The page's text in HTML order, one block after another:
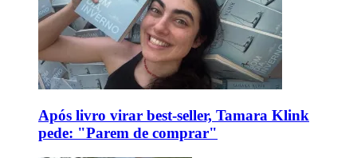
Após livro virar best-seller, Tamara Klink
pede: "Parem de comprar"